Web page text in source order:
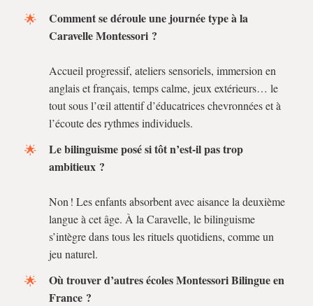
Comment se déroule une journée type à la
Caravelle Montessori ?
Accueil progressif, ateliers sensoriels, immersion en
anglais et français, temps calme, jeux extérieurs… le
tout sous l’œil attentif d’éducatrices chevronnées et à
l’écoute des rythmes individuels.
Le bilinguisme posé si tôt n’est-il pas trop
ambitieux ?
Non ! Les enfants absorbent avec aisance la deuxième
langue à cet âge. À la Caravelle, le bilinguisme
s’intègre dans tous les rituels quotidiens, comme un
jeu naturel.
Où trouver d’autres écoles Montessori Bilingue en
France ?